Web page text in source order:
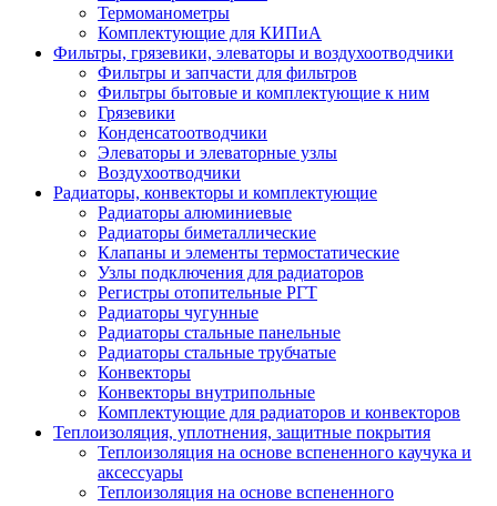
Термоманометры
Комплектующие для КИПиА
Фильтры, грязевики, элеваторы и воздухоотводчики
Фильтры и запчасти для фильтров
Фильтры бытовые и комплектующие к ним
Грязевики
Конденсатоотводчики
Элеваторы и элеваторные узлы
Воздухоотводчики
Радиаторы, конвекторы и комплектующие
Радиаторы алюминиевые
Радиаторы биметаллические
Клапаны и элементы термостатические
Узлы подключения для радиаторов
Регистры отопительные РГТ
Радиаторы чугунные
Радиаторы стальные панельные
Радиаторы стальные трубчатые
Конвекторы
Конвекторы внутрипольные
Комплектующие для радиаторов и конвекторов
Теплоизоляция, уплотнения, защитные покрытия
Теплоизоляция на основе вспененного каучука и
аксессуары
Теплоизоляция на основе вспененного